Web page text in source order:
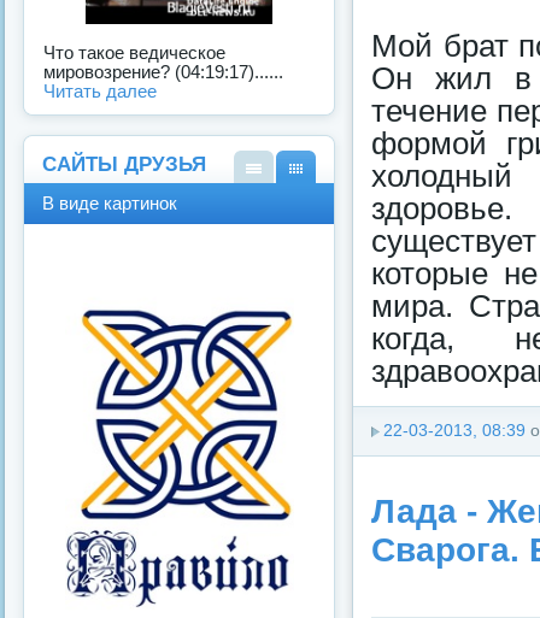
Мой брат
Он жил в
течение
формой
которые
мира.
когда,
22-03-2013, 08:39
Лада -
Сварога.
Что такое ведическое
мировозрение? (04:19:17)......
Читать далее
САЙТЫ ДРУЗЬЯ
В виде картинок